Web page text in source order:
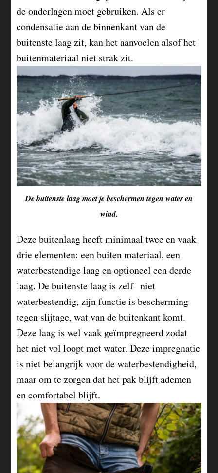
de onderlagen moet gebruiken. Als er
condensatie aan de binnenkant van de
buitenste laag zit, kan het aanvoelen alsof het
buitenmateriaal niet strak zit.
De buitenste laag moet je beschermen tegen water en
wind.
Deze buitenlaag heeft minimaal twee en vaak
drie elementen: een buiten materiaal, een
waterbestendige laag en optioneel een derde
laag. De buitenste laag is zelf niet
waterbestendig, zijn functie is bescherming
tegen slijtage, wat van de buitenkant komt.
Deze laag is wel vaak geïmpregneerd zodat
het niet vol loopt met water. Deze impregnatie
is niet belangrijk voor de waterbestendigheid,
maar om te zorgen dat het pak blijft ademen
en comfortabel blijft.